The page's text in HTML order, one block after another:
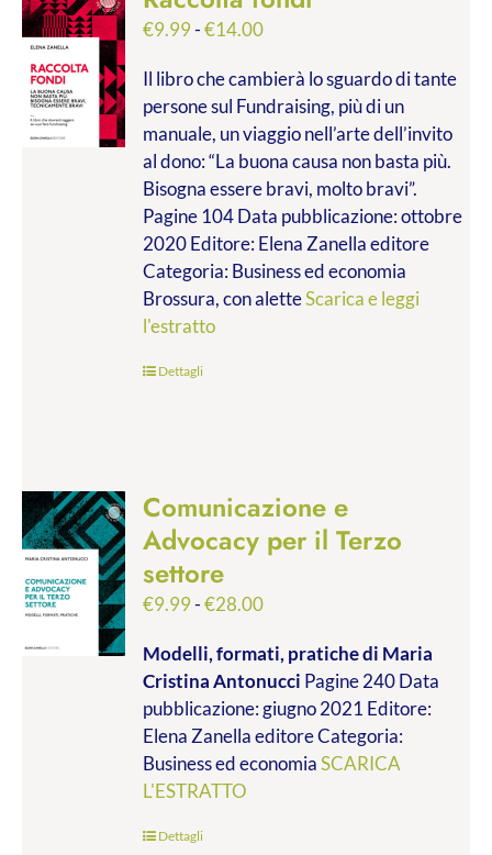
€9.99-€14.00Fascia
prezzo:
da
€9.99
a
€14.00
Il libro che cambierà lo sguardo di tante
persone sul Fundraising, più di un
manuale, un viaggio nell’arte dell’invito
al dono: “La buona causa non basta più.
Bisogna essere bravi, molto bravi”.
Pagine 104 Data pubblicazione: ottobre
2020 Editore: Elena Zanella editore
Categoria: Business ed economia
Brossura, con aletteScarica e leggi
l'estratto
Dettagli
Comunicazione e
Advocacy per il Terzo
settore
€9.99-€28.00Fascia
prezzo:
da
€9.99
a
€28.00
Modelli, formati, pratichedi Maria
Cristina Antonucci Pagine 240 Data
pubblicazione: giugno 2021 Editore:
Elena Zanella editore Categoria:
Business ed economiaSCARICA
L'ESTRATTO
Dettagli